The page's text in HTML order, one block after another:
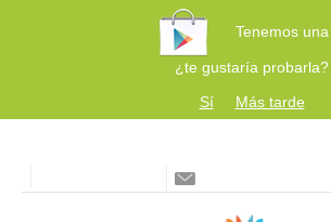
Tenemos una
¿te gustaría probarla?
Sí
Más tarde